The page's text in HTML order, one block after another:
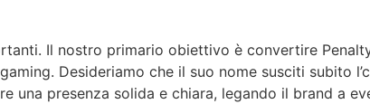
Il nostro primario obiettivo è convertire
Desideriamo che il suo nome susciti subito
una presenza solida e chiara, legando il brand a